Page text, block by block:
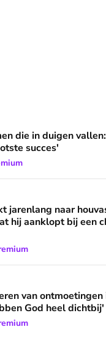
vallen: 'Een mens is
die in duigen
succes'
houvast in drugs
jarenlang naar
hij aanklopt bij een
in de Bijbel:
van
God heel dichtbij'